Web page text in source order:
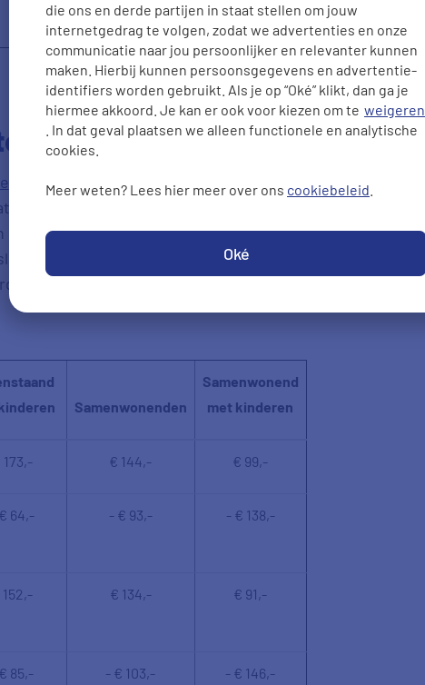
die ons en derde partijen in staat stellen om jouw
internetgedrag te volgen, zodat we advertenties en onze
communicatie naar jou persoonlijker en relevanter kunnen
maken. Hierbij kunnen persoonsgegevens en advertentie-
identifiers worden gebruikt. Als je op “Oké” klikt, dan ga je
hiermee akkoord. Je kan er ook voor kiezen om te weigeren
. In dat geval plaatsen we alleen functionele en analytische
cookies.
Meer weten? Lees hier meer over ons cookiebeleid
Oké
€ 85,-
of private lease?
hebt, kun je in het tabel hieronder de
je gemiddeld kwijt bent aan de vaste
berekening tussen een eigen auto en
Bij een private lease is de vaste
gecorrigeerd met een negatieve
Samenwonenden
Samenwonend
met kinderen
173,- € 144,- € 99,-
64,- - € 93,- - € 138,-
€ 134,- € 91,-
85,- - € 103,- - € 146,-